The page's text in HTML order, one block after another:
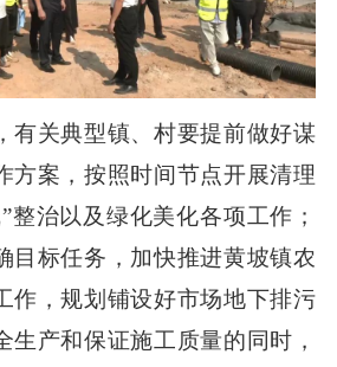
关典型镇、村要提前做好谋
方案，按照时间节点开展清理
整治以及绿化美化各项工作；
目标任务，加快推进黄坡镇农
作，规划铺设好市场地下排污
生产和保证施工质量的同时，